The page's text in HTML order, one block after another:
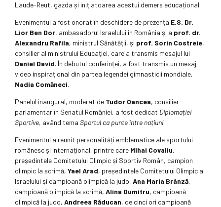
Laude-Reut, gazda și inițiatoarea acestui demers educațional.
Evenimentul a fost onorat în deschidere de prezența E.S. Dr.
Lior Ben Dor, ambasadorul Israelului în România și a prof. dr.
Alexandru Rafila, ministrul Sănătății, și prof. Sorin Costreie,
consilier al ministrului Educației, care a transmis mesajul lui
Daniel David. În debutul conferinței, a fost transmis un mesaj
video inspirațional din partea legendei gimnasticii mondiale,
Nadia Comăneci.
Panelul inaugural, moderat de Tudor Oancea, consilier
parlamentar în Senatul României, a fost dedicat Diplomației
Sportive, având tema Sportul ca punte între națiuni.
Evenimentul a reunit personalități emblematice ale sportului
românesc și internațional, printre care Mihai Covaliu,
președintele Comitetului Olimpic și Sportiv Român, campion
olimpic la scrimă, Yael Arad, președintele Comitetului Olimpic al
Israelului și campioană olimpică la judo, Ana Maria Brânză,
campioană olimpică la scrimă, Alina Dumitru, campioană
olimpică la judo, Andreea Răducan, de cinci ori campioană